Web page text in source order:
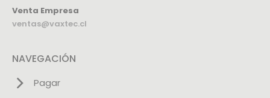
Venta Empresa
ventas@vaxtec.cl
NAVEGACIÓN
Pagar